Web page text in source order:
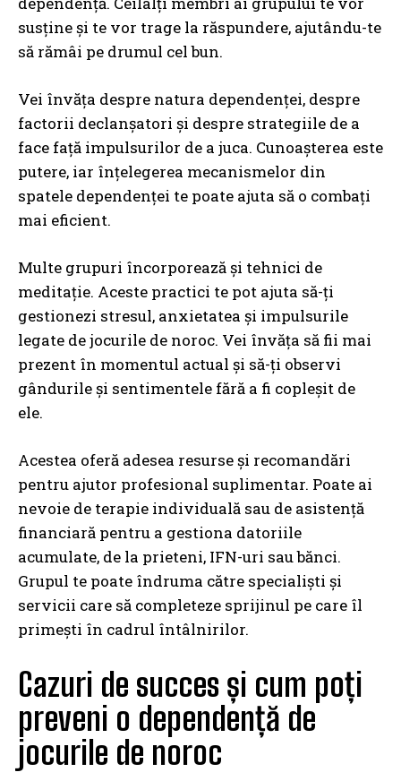
susține și te vor trage la răspundere, ajutându-te
să rămâi pe drumul cel bun.
Vei învăța despre natura dependenței, despre
factorii declanșatori și despre strategiile de a
face față impulsurilor de a juca. Cunoașterea este
putere, iar înțelegerea mecanismelor din
spatele dependenței te poate ajuta să o combați
mai eficient.
Multe grupuri încorporează și tehnici de
meditație. Aceste practici te pot ajuta să-ți
gestionezi stresul, anxietatea și impulsurile
legate de jocurile de noroc. Vei învăța să fii mai
prezent în momentul actual și să-ți observi
gândurile și sentimentele fără a fi copleșit de
ele.
Acestea oferă adesea resurse și recomandări
pentru ajutor profesional suplimentar. Poate ai
nevoie de terapie individuală sau de asistență
financiară pentru a gestiona datoriile
acumulate, de la prieteni, IFN-uri sau bănci.
Grupul te poate îndruma către specialiști și
servicii care să completeze sprijinul pe care îl
primești în cadrul întâlnirilor.
Cazuri de succes și cum poți
preveni o dependență de
jocurile de noroc